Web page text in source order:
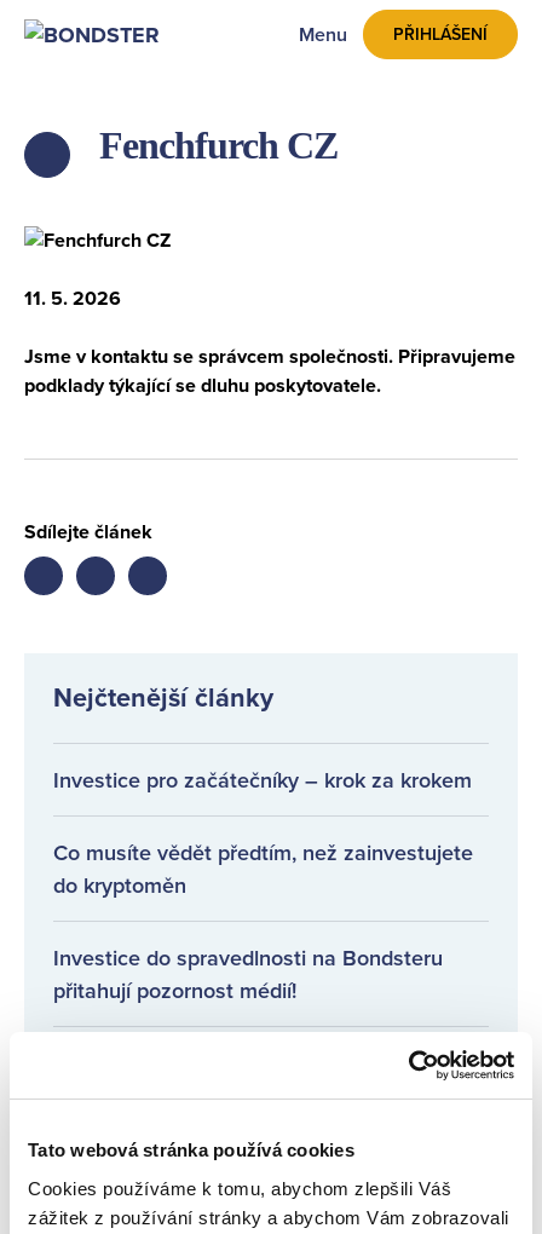
Tato webová stránka používá cookies
Cookies používáme k tomu, abychom zlepšili Váš
zážitek z používání stránky a abychom Vám zobrazovali
Menu PŘIHLÁŠENÍ
ZPĚT
Fenchfurch CZ
11. 5. 2026
Jsme v kontaktu se správcem společnosti. Připravujeme
podklady týkající se dluhu poskytovatele.
Sdílejte článek
Share
Nejčtenější články
Investice pro začátečníky – krok za krokem
Co musíte vědět předtím, než zainvestujete
do kryptoměn
Investice do spravedlnosti na Bondsteru
přitahují pozornost médií!
Pravidelné informace o poskytovatelích
úvěrů
Co je inflace, jaké jsou druhy a jaká bude
meziroční inflace?